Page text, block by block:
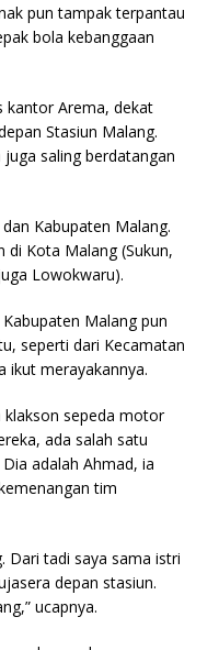
pun tampak terpantau
bola kebanggaan
kantor Arema, dekat
Stasiun Malang.
saling berdatangan
Kabupaten Malang.
di Kota Malang (Sukun,
Lowokwaru).
Malang pun
seperti dari Kecamatan
ikut merayakannya.
sepeda motor
ada salah satu
adalah Ahmad, ia
tim
Dari tadi saya sama istri
depan stasiun.
ucapnya.